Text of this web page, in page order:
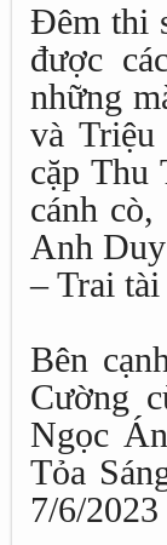
Đêm thi
được
những
và
cặp Thu
cánh
Anh
– Trai tài
Bên
Cường
Ngọc
Tỏa
7/6/